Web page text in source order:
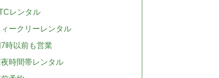
レンタル
ークリーレンタル
時以前も営業
時間帯レンタル